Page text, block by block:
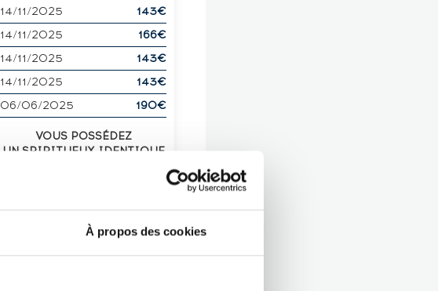
À propos des cookies
14/11/2025
143€
14/11/2025
166€
14/11/2025
143€
14/11/2025
143€
06/06/2025
190€
VOUS POSSÉDEZ
UN SPIRITUEUX IDENTIQUE